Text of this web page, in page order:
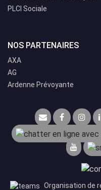
PLCI Sociale
NOS PARTENAIRES
AXA
AG
Ardenne Prévoyante
Organisation de